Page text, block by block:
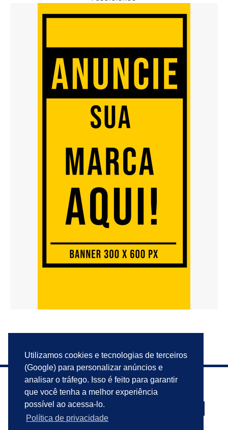
Utilizamos cookies e tecnologias de terceiros
(Google) para personalizar anúncios e
analisar o tráfego. Isso é feito para garantir
que você tenha a melhor experiência
possível ao acessa-lo.
Política de privacidade